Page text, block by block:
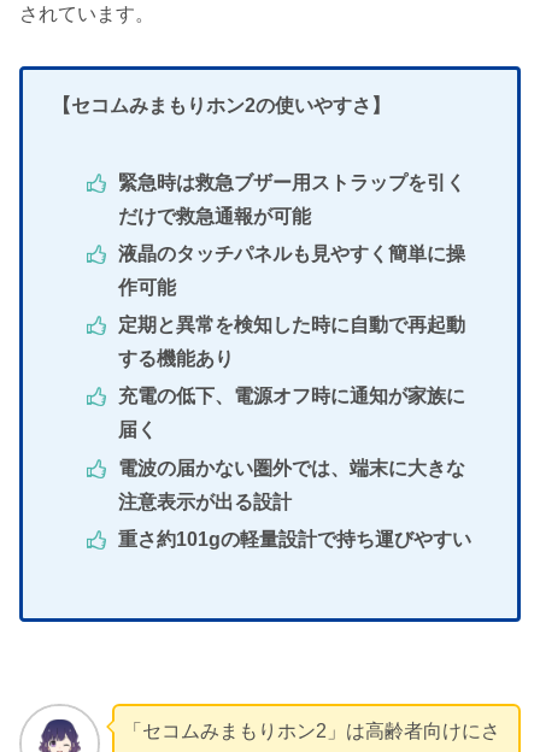
されています。
【セコムみまもりホン2の使いやすさ】
緊急時は救急ブザー用ストラップを引く
だけで救急通報が可能
液晶のタッチパネルも見やすく簡単に操
作可能
定期と異常を検知した時に自動で再起動
する機能あり
充電の低下、電源オフ時に通知が家族に
届く
電波の届かない圏外では、端末に大きな
注意表示が出る設計
重さ約101gの軽量設計で持ち運びやすい
「セコムみまもりホン2」は高齢者向けにさ